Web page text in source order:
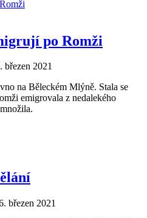
po Romži
březen 2021
na Běleckém Mlýně. Stala se
emigrovala z nedalekého
březen 2021